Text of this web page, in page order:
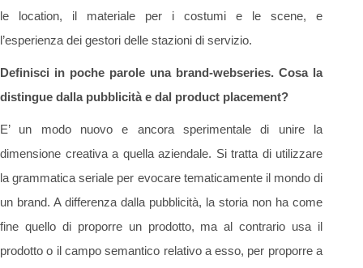
le location, il materiale per i costumi e le scene, e
l’esperienza dei gestori delle stazioni di servizio.
Definisci in poche parole una brand-webseries. Cosa la
distingue dalla pubblicità e dal product placement?
E’ un modo nuovo e ancora sperimentale di unire la
dimensione creativa a quella aziendale. Si tratta di utilizzare
la grammatica seriale per evocare tematicamente il mondo di
un brand. A differenza dalla pubblicità, la storia non ha come
fine quello di proporre un prodotto, ma al contrario usa il
prodotto o il campo semantico relativo a esso, per proporre a